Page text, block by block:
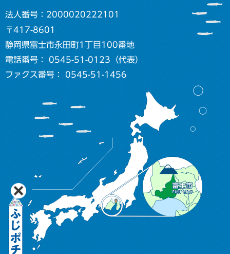
法人番号：2000020222101
〒417-8601
静岡県富士市永田町1丁目100番地
電話番号： 0545-51-0123（代表）
ファクス番号： 0545-51-1456